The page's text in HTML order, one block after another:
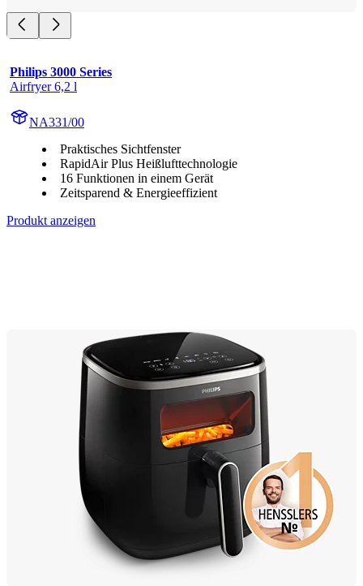
Philips 3000 Series
Airfryer 6,2 l
NA331/00
Praktisches Sichtfenster
RapidAir Plus Heißlufttechnologie
16 Funktionen in einem Gerät
Zeitsparend & Energieeffizient
Produkt anzeigen